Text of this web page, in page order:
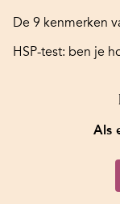
De 9 kenmerken
HSP-test: ben je
Als